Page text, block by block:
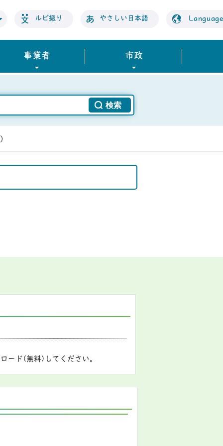
ルビ振り やさしい日本語 Language
事業者 市政
ード(無料)してください。